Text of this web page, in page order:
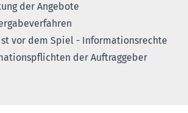
der Angebote
vor dem Spiel - Informationsrechte
der Auftraggeber